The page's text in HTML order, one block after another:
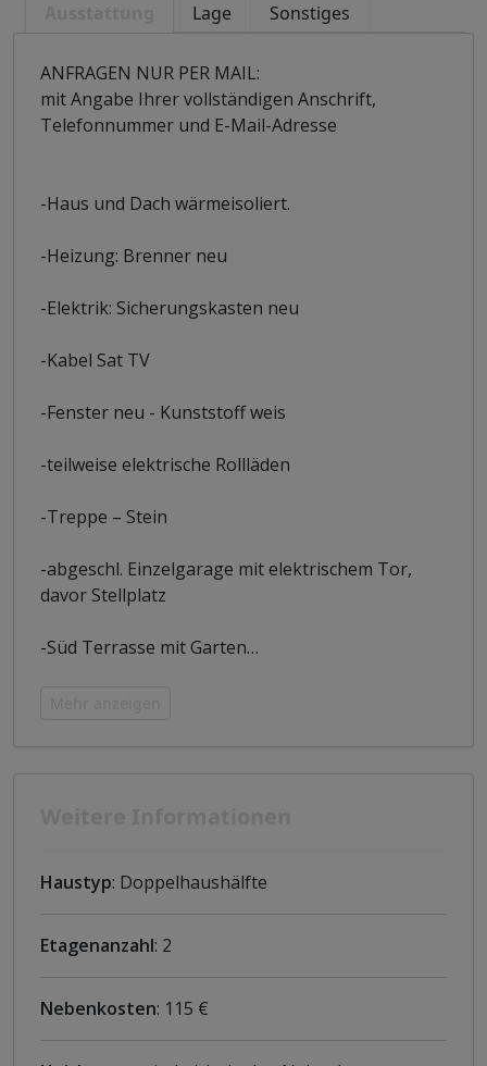
Lage Sonstiges
ANFRAGEN NUR PER MAIL:
mit Angabe Ihrer vollständigen Anschrift,
Telefonnummer und E-Mail-Adresse
-Haus und Dach wärmeisoliert.
-Heizung: Brenner neu
-Elektrik: Sicherungskasten neu
-Kabel Sat TV
-Fenster neu - Kunststoff weis
-teilweise elektrische Rollläden
-Treppe – Stein
-abgeschl. Einzelgarage mit elektrischem Tor,
davor Stellplatz
-Süd Terrasse mit Garten…
Haustyp: Doppelhaushälfte
Etagenanzahl: 2
Nebenkosten: 115 €